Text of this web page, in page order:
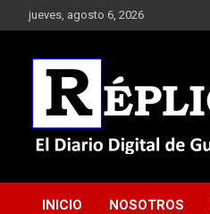
Saltar
al
jueves, agosto 6, 2026
Réplica
INICIO NOSOTROS